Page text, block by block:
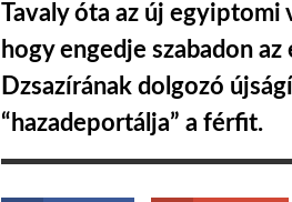
Tavaly óta az új egyiptomi
hogy engedje szabadon
Dzsazírának dolgozó
“hazadeportálja” a férfit.